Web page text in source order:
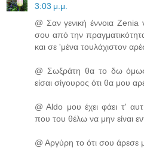
3:03 μ.μ.
@ Σαν γενική έννοια Zenia
σου από την
και σε 'μένα τουλάχιστον
@ Σωξράτη θα το δω
είσαι σίγουρος ότι θα μου
@ Aldo μου έχει φάει τ'
που του θέλω να μην είναι
@ Αργύρη το ότι σου άρεσε